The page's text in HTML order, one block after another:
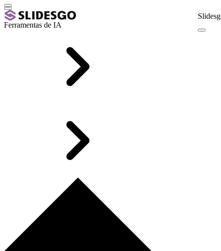
Ferramentas de IA